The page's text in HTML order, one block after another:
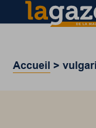
Accueil >